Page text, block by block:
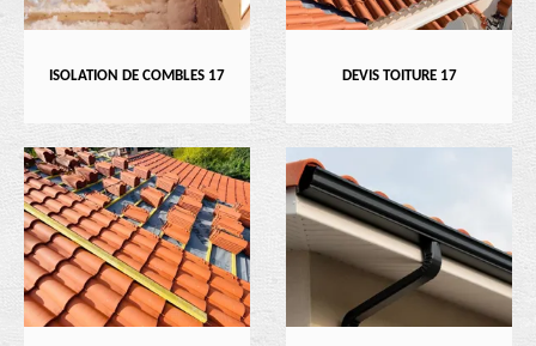
ISOLATION DE COMBLES 17 DEVIS TOITURE 17